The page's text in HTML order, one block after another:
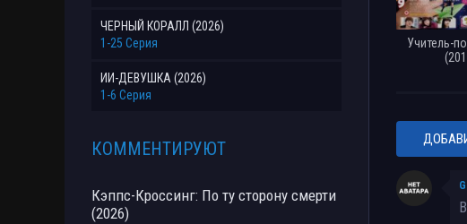
Учитель-
ЧЕРНЫЙ КОРАЛЛ (2026)
1-25 Серия
ИИ-ДЕВУШКА (2026)
1-6 Серия
КОММЕНТИРУЮТ
Кэппс-Кроссинг: По ту сторону смерти
(2026)